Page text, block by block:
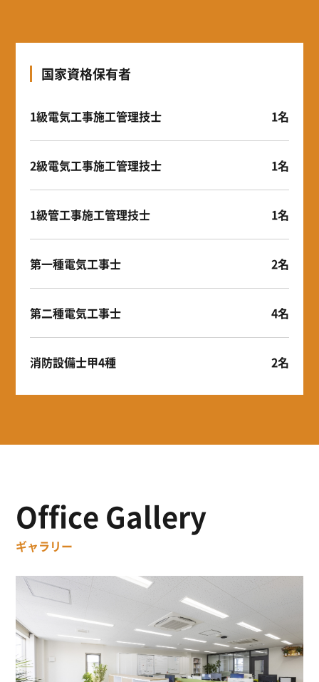
国家資格保有者
1級電気工事施工管理技士 1名
2級電気工事施工管理技士 1名
1級管工事施工管理技士 1名
第一種電気工事士 2名
第二種電気工事士 4名
消防設備士甲4種 2名
Office Gallery
ギャラリー